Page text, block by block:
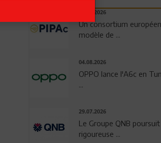
06.08.2026
Un consortium
modèle de ...
04.08.2026
OPPO lance l'A6c en
...
29.07.2026
Le Groupe QNB
rigoureuse ...